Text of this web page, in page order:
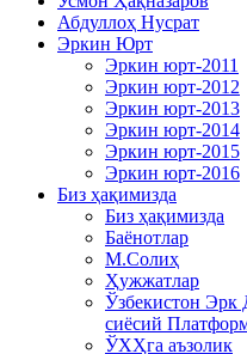
Абдуллоҳ Нусрат
Эркин Юрт
Эркин юрт-2011
Эркин юрт-2012
Эркин юрт-2013
Эркин юрт-2014
Эркин юрт-2015
Эркин юрт-2016
Биз ҳақимизда
Биз ҳақимизда
Баёнотлар
М.Солиҳ
Ҳужжатлар
Ўзбекистон Эрк
сиёсий
ЎХҲга аъзолик